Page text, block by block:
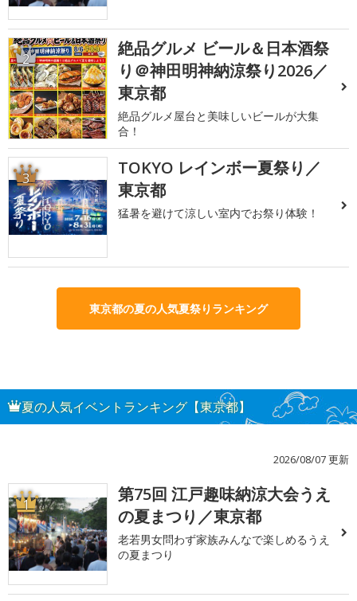
2
絶品グルメ ビール＆日本酒祭
り＠神田明神納涼祭り2026／
東京都
絶品グルメ屋台と美味しいビールが大集
合！
3
TOKYO レインボー夏祭り／
東京都
猛暑を避けて涼しい室内でお祭り体験！
東京都の夏の人気夏祭りランキング
夏の人気イベントランキング【東京都】
2026/08/07 更新
1
第75回 江戸趣味納涼大会うえ
の夏まつり／東京都
老若男女問わず家族みんなで楽しめるうえ
の夏まつり